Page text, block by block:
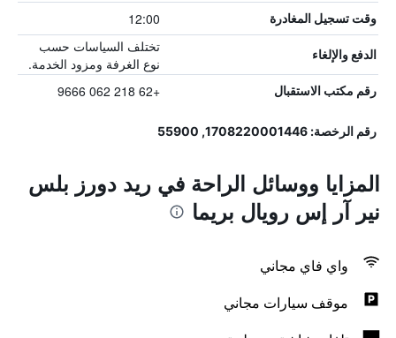
وقت تسجيل المغادرة 12:00
الدفع والإلغاء
تختلف السياسات حسب
نوع الغرفة ومزود الخدمة.
رقم مكتب الاستقبال +62 218 062 9666
رقم الرخصة: 1708220001446, 55900
المزايا ووسائل الراحة في ريد دورز بلس
نير آر إس رويال بريما
واي فاي مجاني
موقف سيارات مجاني